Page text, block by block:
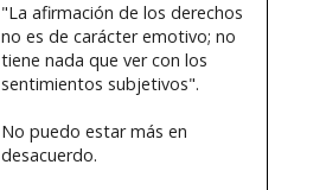
"La afirmación de los derechos
no es de carácter emotivo; no
tiene nada que ver con los
sentimientos subjetivos".
No puedo estar más en
desacuerdo.